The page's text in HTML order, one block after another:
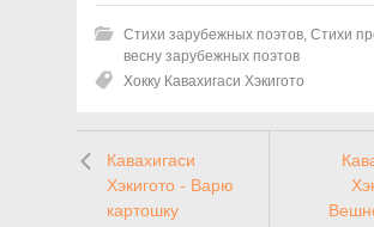
Стихи зарубежных поэтов, Стихи
весну зарубежных поэтов
Хокку Кавахигаси Хэкигото
Кавахигаси
Хэкигото - Варю
картошку